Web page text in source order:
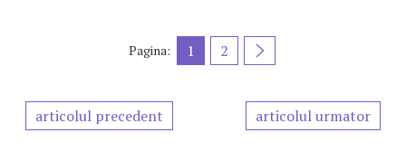
Pagina: 1 2
articolul precedent articolul urmator